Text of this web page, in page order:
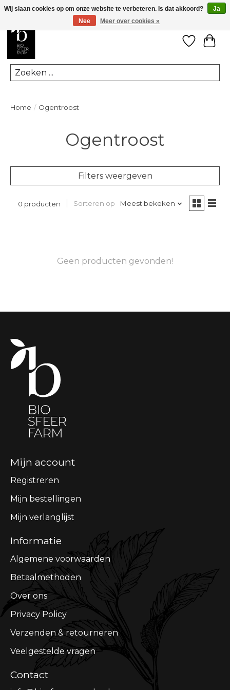
Zoeken
Home / Ogentroost
Ogentroost
Filters weergeven
0 producten Sorteren op Meest bekeken
Geen producten gevonden!
Mijn account
Registreren
Mijn bestellingen
Mijn verlanglijst
Informatie
Algemene voorwaarden
Betaalmethoden
Over ons
Privacy Policy
Verzenden & retourneren
Veelgestelde vragen
Contact
Wij slaan cookies op om onze website te verbeteren. Is dat akkoord?
Ja
Nee
Meer over cookies »